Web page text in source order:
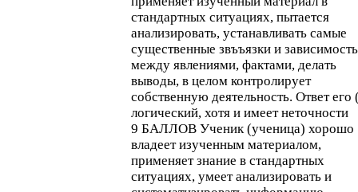
стандартных ситуациях, пытается
анализировать, устанавливать самые
существенные звъъязки и зависимость
между явлениями, фактами, делать
выводы, в целом контролирует
собственную деятельность. Ответ его
логический, хотя и имеет неточности
9 БАЛЛОВ Ученик (ученица) хорошо
владеет изученным материалом,
применяет знание в стандартных
ситуациях, умеет анализировать и